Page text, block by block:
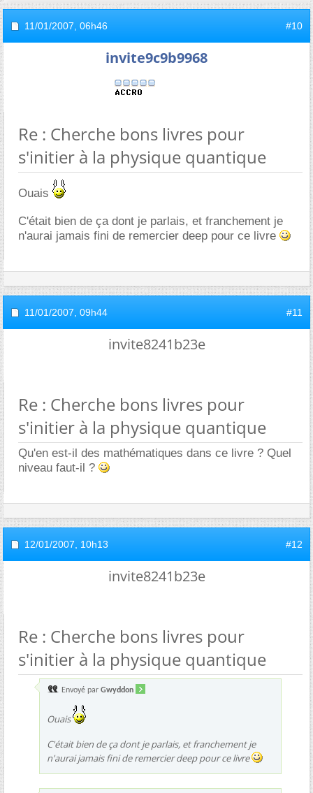
11/01/2007, 06h46 #10
invite9c9b9968
Re : Cherche bons livres pour
s'initier à la physique quantique
Ouais
C'était bien de ça dont je parlais, et franchement je
n'aurai jamais fini de remercier deep pour ce livre
11/01/2007, 09h44 #11
invite8241b23e
Re : Cherche bons livres pour
s'initier à la physique quantique
Qu'en est-il des mathématiques dans ce livre ? Quel
niveau faut-il ?
12/01/2007, 10h13 #12
invite8241b23e
Re : Cherche bons livres pour
s'initier à la physique quantique
Envoyé par Gwyddon
Ouais
C'était bien de ça dont je parlais, et franchement je
n'aurai jamais fini de remercier deep pour ce livre